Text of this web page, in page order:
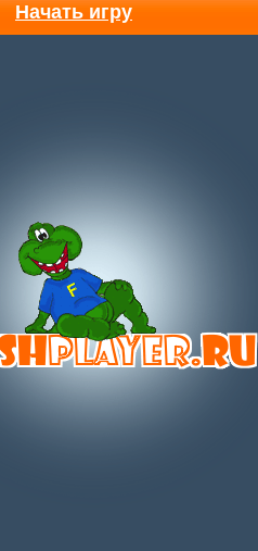
Начать игру